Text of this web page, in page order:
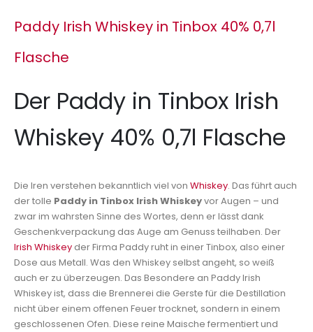
Paddy Irish Whiskey in Tinbox 40% 0,7l
Flasche
Der Paddy in Tinbox Irish
Whiskey 40% 0,7l Flasche
Die Iren verstehen bekanntlich viel von Whiskey. Das führt auch
der tolle Paddy in Tinbox Irish Whiskeyvor Augen – und
zwar im wahrsten Sinne des Wortes, denn er lässt dank
Geschenkverpackung das Auge am Genuss teilhaben. Der
Irish Whiskey der Firma Paddy ruht in einer Tinbox, also einer
Dose aus Metall. Was den Whiskey selbst angeht, so weiß
auch er zu überzeugen. Das Besondere an Paddy Irish
Whiskey ist, dass die Brennerei die Gerste für die Destillation
nicht über einem offenen Feuer trocknet, sondern in einem
geschlossenen Ofen. Diese reine Maische fermentiert und